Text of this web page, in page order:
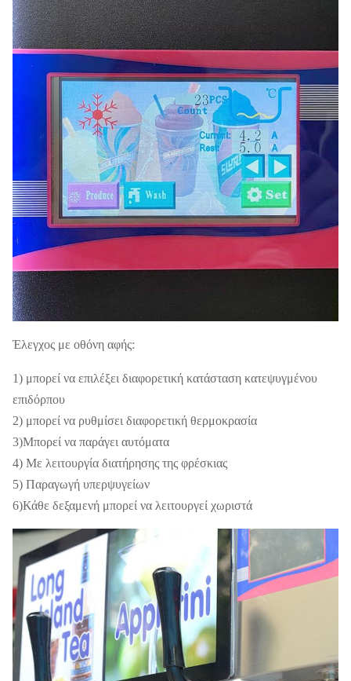
Έλεγχος με οθόνη αφής:
1) μπορεί να επιλέξει διαφορετική κατάσταση κατεψυγμένου
επιδόρπου
2) μπορεί να ρυθμίσει διαφορετική θερμοκρασία
3)Μπορεί να παράγει αυτόματα
4) Με λειτουργία διατήρησης της φρέσκιας
5) Παραγωγή υπερψυγείων
6)Κάθε δεξαμενή μπορεί να λειτουργεί χωριστά